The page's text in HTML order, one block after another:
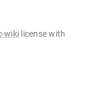
wiki license with